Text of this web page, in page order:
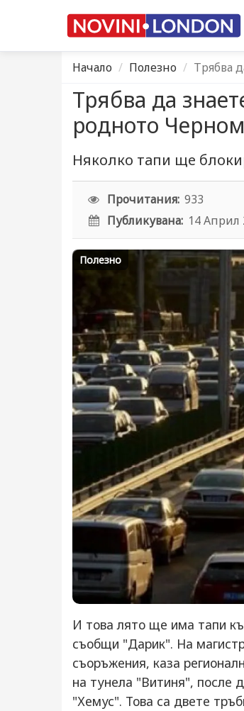
Начало Полезно Трябва
Трябва да
родното
Няколко тапи ще
Прочитания: 933
Публикувана: 14 Април
Полезно
И това лято ще има тапи
съобщи "Дарик". На
съоръжения, каза
на тунела "Витиня", после
"Хемус". Това са двете